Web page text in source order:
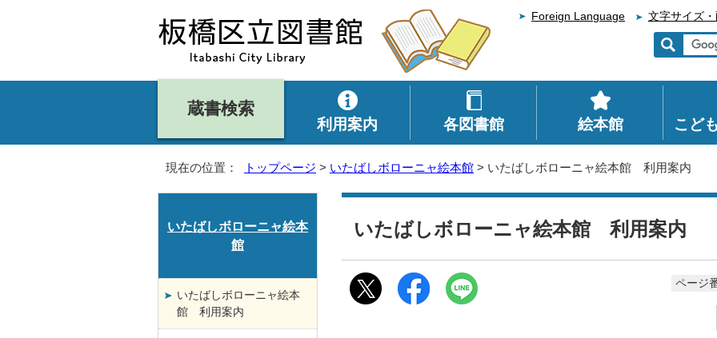
Foreign Language 文字サイズ
蔵書検索
利用案内 各図書館 絵本館 こど
現在の位置： トップページ > いたばしボローニャ絵本館 > いたばしボローニャ絵本館 利用案内
いたばしボローニャ絵本館 利用案内
ページ
いたばしボローニャ絵本
館
いたばしボローニャ絵本
館 利用案内